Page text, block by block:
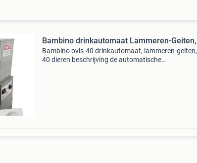
Bambino drinkautomaat Lammeren-Geiten,
Bambino ovis-40 drinkautomaat, lammeren-geiten,
40 dieren beschrijving de automatische